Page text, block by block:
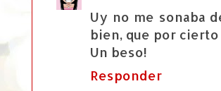
Uy no me sonaba
bien, que por
Un beso!
Responder